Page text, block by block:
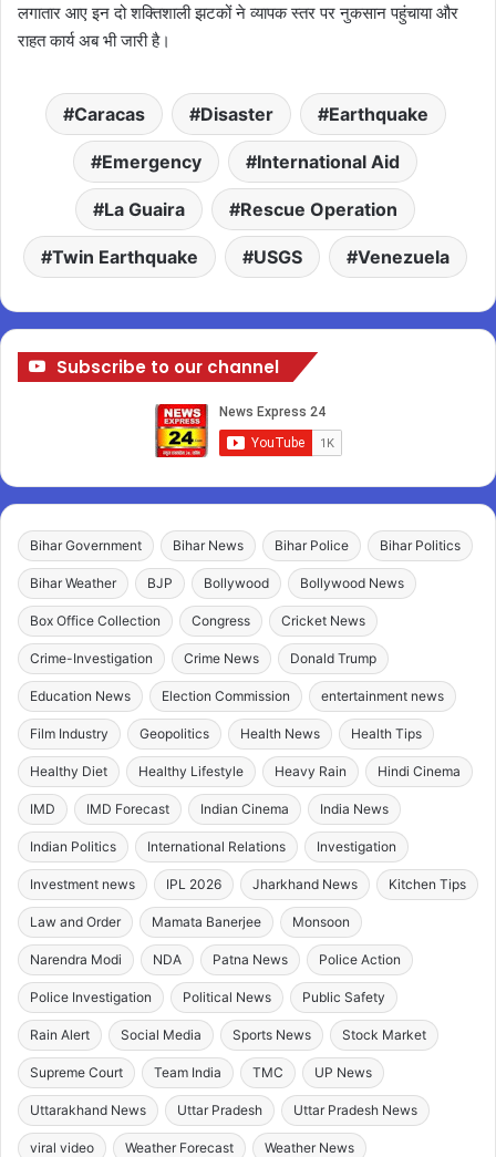
लगातार आए इन दो शक्तिशाली झटकों ने व्यापक स्तर पर नुकसान पहुंचाया और
राहत कार्य अब भी जारी है।
Caracas Disaster Earthquake
Emergency International Aid
La Guaira Rescue Operation
Twin Earthquake USGS Venezuela
Subscribe to our channel
Bihar Government Bihar News Bihar Police Bihar Politics
Bihar Weather BJP Bollywood Bollywood News
Box Office Collection Congress Cricket News
Crime-Investigation Crime News Donald Trump
Education News Election Commission entertainment news
Film Industry Geopolitics Health News Health Tips
Healthy Diet Healthy Lifestyle Heavy Rain Hindi Cinema
IMD IMD Forecast Indian Cinema India News
Indian Politics International Relations Investigation
Investment news IPL 2026 Jharkhand News Kitchen Tips
Law and Order Mamata Banerjee Monsoon
Narendra Modi NDA Patna News Police Action
Police Investigation Political News Public Safety
Rain Alert Social Media Sports News Stock Market
Supreme Court Team India TMC UP News
Uttarakhand News Uttar Pradesh Uttar Pradesh News
viral video Weather Forecast Weather News